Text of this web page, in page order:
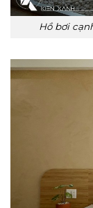
Hồ bơi